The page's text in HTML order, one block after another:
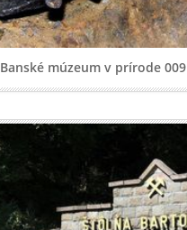
Banské múzeum v prírode 009